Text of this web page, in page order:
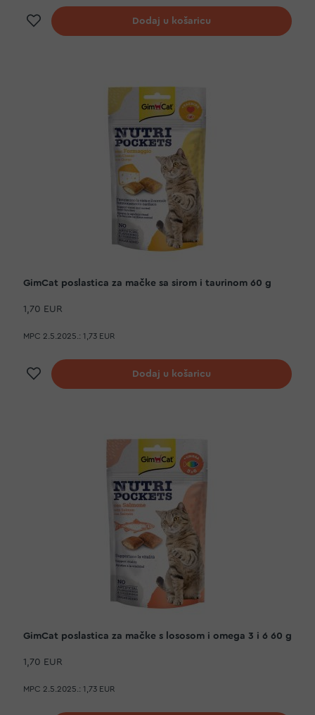
Dodaj na listu želja
Dodaj u košaricu
GimCat poslastica za mačke sa sirom i taurinom 60 g
1,70 EUR
MPC 2.5.2025.: 1,73 EUR
Dodaj na listu želja
Dodaj u košaricu
GimCat poslastica za mačke s lososom i omega 3 i 6 60 g
1,70 EUR
MPC 2.5.2025.: 1,73 EUR